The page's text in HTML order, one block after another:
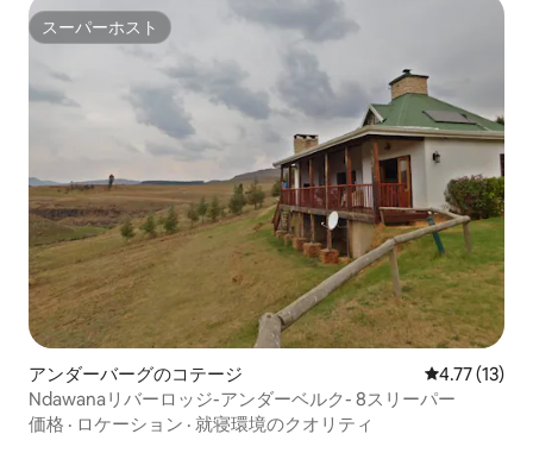
スーパーホスト
スーパーホスト
アンダーバーグのコテージ レビュー13
4.77 (13)
Ndawanaリバーロッジ-アンダーベルク- 8スリーパー
価格 · ロケーション · 就寝環境のクオリティ